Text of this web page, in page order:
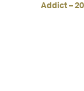
Addict – 20